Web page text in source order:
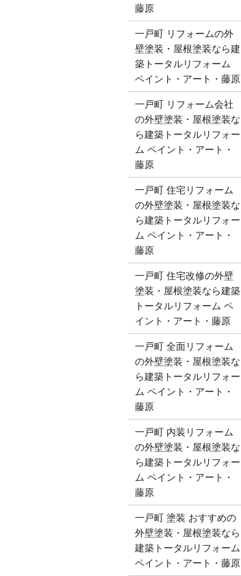
藤原
一戸町 リフォームの外
壁塗装・屋根塗装なら建
築トータルリフォーム
ペイント・アート・藤原
一戸町 リフォーム会社
の外壁塗装・屋根塗装な
ら建築トータルリフォー
ム ペイント・アート・
藤原
一戸町 住宅リフォーム
の外壁塗装・屋根塗装な
ら建築トータルリフォー
ム ペイント・アート・
藤原
一戸町 住宅改修の外壁
塗装・屋根塗装なら建築
トータルリフォーム ペ
イント・アート・藤原
一戸町 全面リフォーム
の外壁塗装・屋根塗装な
ら建築トータルリフォー
ム ペイント・アート・
藤原
一戸町 内装リフォーム
の外壁塗装・屋根塗装な
ら建築トータルリフォー
ム ペイント・アート・
藤原
一戸町 塗装 おすすめの
外壁塗装・屋根塗装なら
建築トータルリフォーム
ペイント・アート・藤原